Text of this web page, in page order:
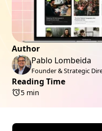
Author
Pablo Lombeida
Founder & Strategic
Reading Time
5 min